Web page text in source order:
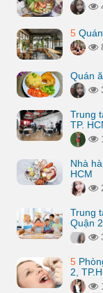
5
Quán
Trung
TP.
Nhà
HCM
Trung
Quận
5
2,